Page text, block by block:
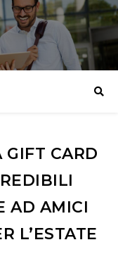
GIFT CARD
AD AMICI
L’ESTATE